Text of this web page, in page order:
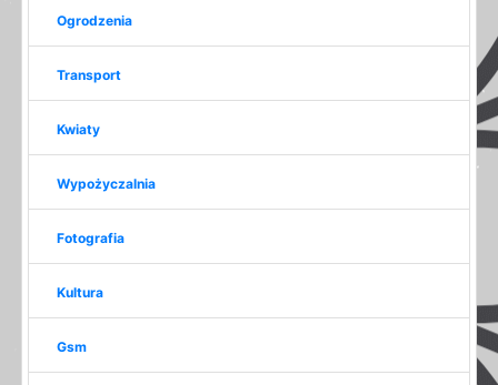
Ogrodzenia
Transport
Kwiaty
Wypożyczalnia
Fotografia
Kultura
Gsm